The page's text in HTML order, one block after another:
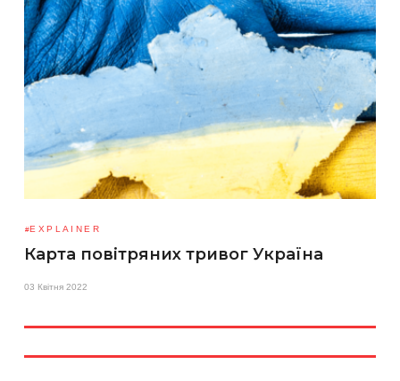
EXPLAINER
Карта повітряних тривог Україна
03 Квітня 2022